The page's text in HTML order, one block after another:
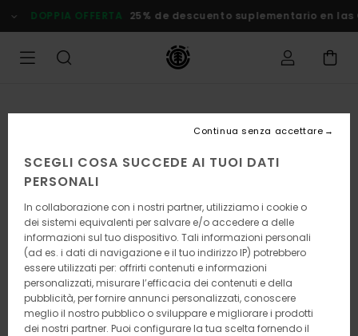
alle
informazioni
prodotto
DOPPIA OFFERTA 25% de descuento suplementario en
SCEGLI COSA SUCCEDE AI TUOI DATI
PERSONALI
In collaborazione con i nostri partner, utilizziamo i cookie o
dei sistemi equivalenti per salvare e/o accedere a delle
informazioni sul tuo dispositivo. Tali informazioni personali
(ad es. i dati di navigazione e il tuo indirizzo IP) potrebbero
essere utilizzati per: offrirti contenuti e informazioni
personalizzati, misurare l’efficacia dei contenuti e della
pubblicità, per fornire annunci personalizzati, conoscere
meglio il nostro pubblico o sviluppare e migliorare i prodotti
dei nostri partner. Puoi configurare la tua scelta fornendo il
Continua senza accettare